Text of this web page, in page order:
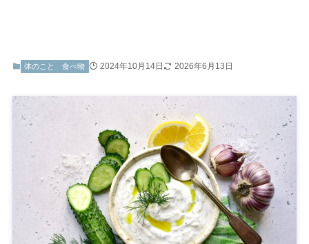
体のこと 食べ物 2024年10月14日 2026年6月13日